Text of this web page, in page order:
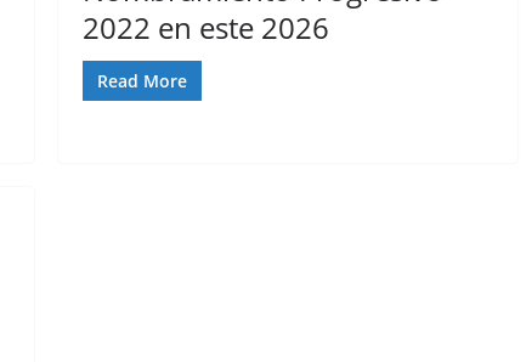
2022 en este 2026
Read More